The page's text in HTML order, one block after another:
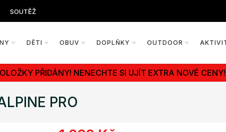
SOUTĚŽ
DĚTI OBUV DOPLŇKY OUTDOOR
PŘIDÁNY! NENECHTE SI UJÍT EXTRA NOVÉ CENY!
PRO